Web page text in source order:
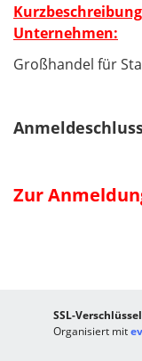
Unternehmen:
Großhandel für
Zur
SSL-
Organisiert mit